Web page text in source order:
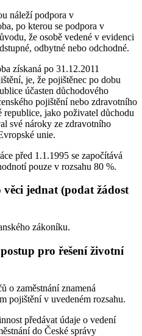
náleží podpora v
po kterou se podpora v
že osobě vedené v evidenci
odbytné nebo odchodné.
získaná po 31.12.2011
je, že pojištěnec po dobu
účasten důchodového
pojištění nebo zdravotního
jako poživatel důchodu
své nároky ze zdravotního
unie.
před 1.1.1995 se započítává
pouze v rozsahu 80 %.
jednat (podat žádost
zákoníku.
pro řešení životní
o zaměstnání znamená
pojištění v uvedeném rozsahu.
předávat údaje o vedení
do České správy